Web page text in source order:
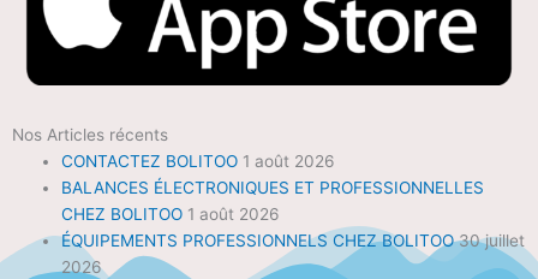
Nos Articles récents
CONTACTEZ BOLITOO 1 août 2026
BALANCES ÉLECTRONIQUES ET PROFESSIONNELLES
CHEZ BOLITOO 1 août 2026
ÉQUIPEMENTS PROFESSIONNELS CHEZ BOLITOO 30 juillet
2026